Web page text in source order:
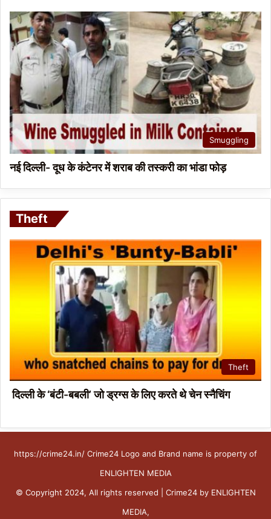
Smuggling
नई दिल्ली- दूध के कंटेनर में शराब की तस्करी का भांडा फोड़
Theft
Theft
दिल्ली के ‘बंटी-बबली’ जो ड्रग्स के लिए करते थे चेन स्नैचिंग
https://crime24.in/ Crime24 Logo and Brand name is property of
ENLIGHTEN MEDIA
© Copyright 2024, All rights reserved | Crime24 by ENLIGHTEN
MEDIA,